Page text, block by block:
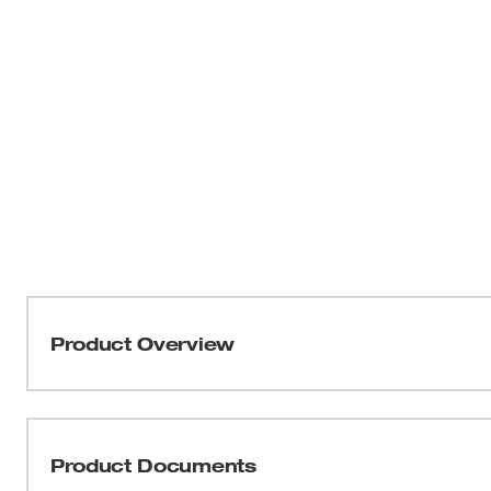
Product Overview
Smartswipe™ Knuckle, esto permite el uso de
Product Documents